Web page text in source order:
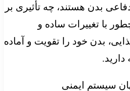
بدن هستند، چه تأثیری بر
با تغییرات ساده و
بدن خود را تقویت و آماده
دارید.
سیستم ایمنی